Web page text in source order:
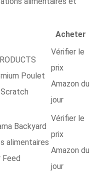
Acheter
Poulet
Vérifier le
prix
Amazon du
jour
Backyard
alimentaires
Feed
Vérifier le
prix
Amazon du
jour